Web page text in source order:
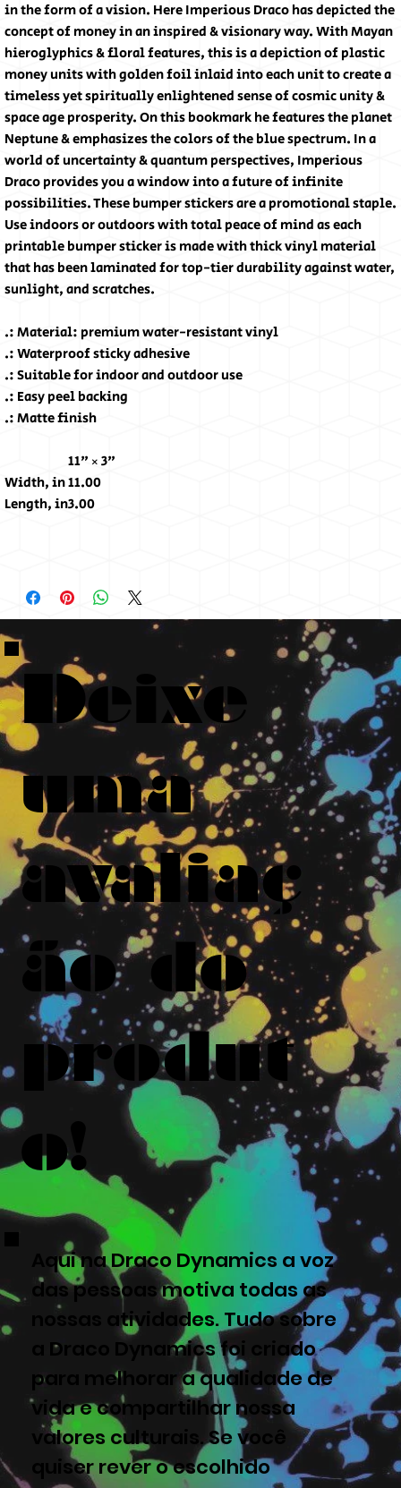
in the form of a vision. Here Imperious Draco has depicted the
concept of money in an inspired & visionary way. With Mayan
hieroglyphics & floral features, this is a depiction of plastic
money units with golden foil inlaid into each unit to create a
timeless yet spiritually enlightened sense of cosmic unity &
space age prosperity. On this bookmark he features the planet
Neptune & emphasizes the colors of the blue spectrum. In a
world of uncertainty & quantum perspectives, Imperious
Draco provides you a window into a future of infinite
possibilities. These bumper stickers are a promotional staple.
Use indoors or outdoors with total peace of mind as each
printable bumper sticker is made with thick vinyl material
that has been laminated for top-tier durability against water,
sunlight, and scratches.
.: Material: premium water-resistant vinyl
.: Waterproof sticky adhesive
.: Suitable for indoor and outdoor use
.: Easy peel backing
.: Matte finish
11" × 3"
Width, in11.00
Length, in3.00
Deixe
uma
avaliaç
ão do
produt
o!
Aqui na Draco Dynamics a voz
das pessoas motiva todas as
nossas atividades. Tudo sobre
a Draco Dynamics foi criado
para melhorar a qualidade de
vida e compartilhar nossa
valores culturais. Se você
quiser rever o escolhido